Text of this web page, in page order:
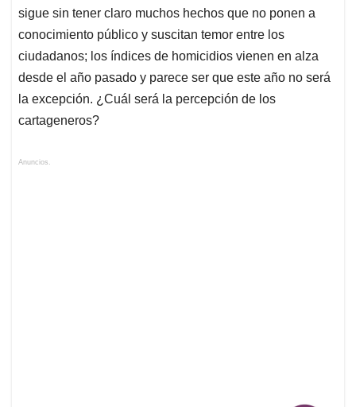
sigue sin tener claro muchos hechos que no ponen a
conocimiento público y suscitan temor entre los
ciudadanos; los índices de homicidios vienen en alza
desde el año pasado y parece ser que este año no será
la excepción. ¿Cuál será la percepción de los
cartageneros?
Anuncios.